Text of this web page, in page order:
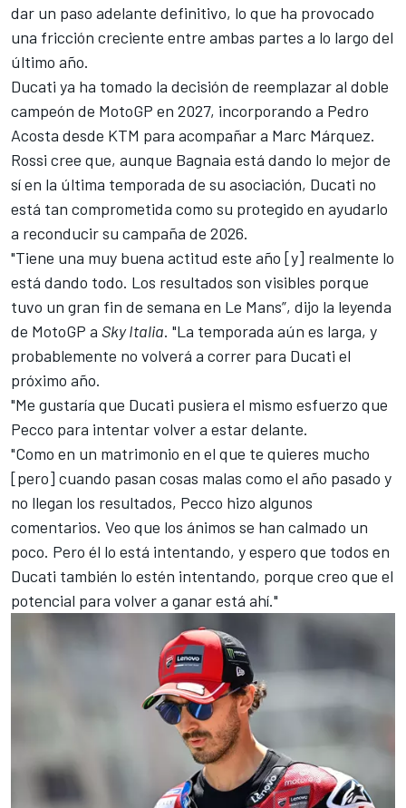
dar un paso adelante definitivo, lo que ha provocado
una fricción creciente entre ambas partes a lo largo del
último año.
Ducati ya ha tomado la decisión de reemplazar al doble
campeón de MotoGP en 2027, incorporando a Pedro
Acosta desde KTM para acompañar a Marc Márquez.
Rossi cree que, aunque Bagnaia está dando lo mejor de
sí en la última temporada de su asociación, Ducati no
está tan comprometida como su protegido en ayudarlo
a reconducir su campaña de 2026.
"Tiene una muy buena actitud este año [y] realmente lo
está dando todo. Los resultados son visibles porque
tuvo un gran fin de semana en Le Mans”, dijo la leyenda
de MotoGP a Sky Italia. "La temporada aún es larga, y
probablemente no volverá a correr para Ducati el
próximo año.
"Me gustaría que Ducati pusiera el mismo esfuerzo que
Pecco para intentar volver a estar delante.
"Como en un matrimonio en el que te quieres mucho
[pero] cuando pasan cosas malas como el año pasado y
no llegan los resultados, Pecco hizo algunos
comentarios. Veo que los ánimos se han calmado un
poco. Pero él lo está intentando, y espero que todos en
Ducati también lo estén intentando, porque creo que el
potencial para volver a ganar está ahí."